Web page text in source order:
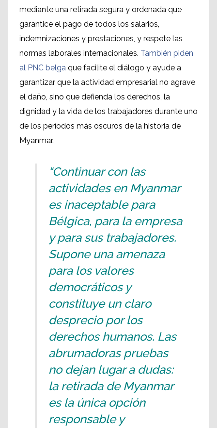
mediante una retirada segura y ordenada que
garantice el pago de todos los salarios,
indemnizaciones y prestaciones, y respete las
normas laborales internacionales. También piden
al PNC belga que facilite el diálogo y ayude a
garantizar que la actividad empresarial no agrave
el daño, sino que defienda los derechos, la
dignidad y la vida de los trabajadores durante uno
de los períodos más oscuros de la historia de
Myanmar.
“Continuar con las
actividades en Myanmar
es inaceptable para
Bélgica, para la empresa
y para sus trabajadores.
Supone una amenaza
para los valores
democráticos y
constituye un claro
desprecio por los
derechos humanos. Las
abrumadoras pruebas
no dejan lugar a dudas:
la retirada de Myanmar
es la única opción
responsable y